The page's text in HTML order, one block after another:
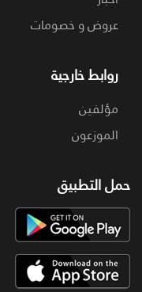
عروض و خصومات
روابط خارجية
مؤلفين
الموزعون
حمل التطبيق